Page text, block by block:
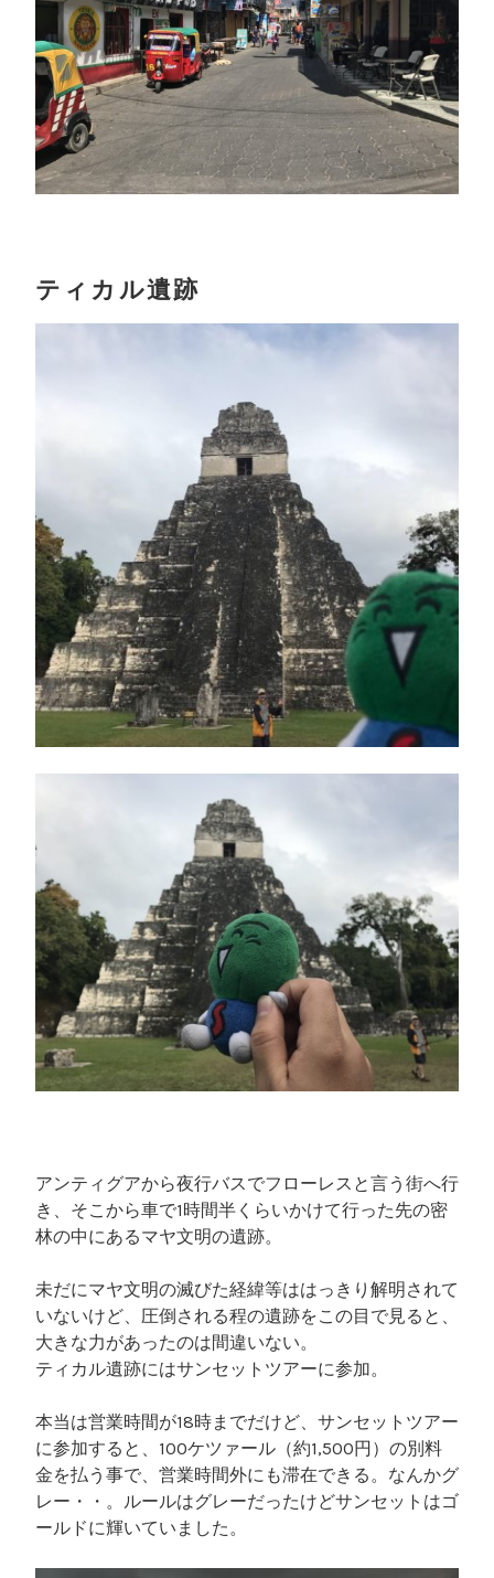
ティカル遺跡
アンティグアから夜行バスでフローレスと言う街へ行
き、そこから車で1時間半くらいかけて行った先の密
林の中にあるマヤ文明の遺跡。
未だにマヤ文明の滅びた経緯等ははっきり解明されて
いないけど、圧倒される程の遺跡をこの目で見ると、
大きな力があったのは間違いない。
ティカル遺跡にはサンセットツアーに参加。
本当は営業時間が18時までだけど、サンセットツアー
に参加すると、100ケツァール（約1,500円）の別料
金を払う事で、営業時間外にも滞在できる。なんかグ
レー・・。ルールはグレーだったけどサンセットはゴ
ールドに輝いていました。